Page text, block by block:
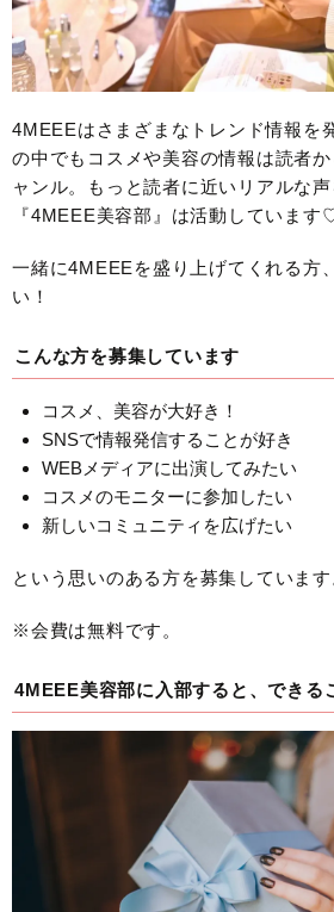
4MEEEはさまざまなトレンド情報を
の中でもコスメや美容の情報は読者
ャンル。もっと読者に近いリアルな声
『4MEEE美容部』は活動しています
一緒に4MEEEを盛り上げてくれる方
い！
こんな方を募集しています
コスメ、美容が大好き！
SNSで情報発信することが好き
WEBメディアに出演してみたい
コスメのモニターに参加したい
新しいコミュニティを広げたい
という思いのある方を募集しています
※会費は無料です。
4MEEE美容部に入部すると、できる